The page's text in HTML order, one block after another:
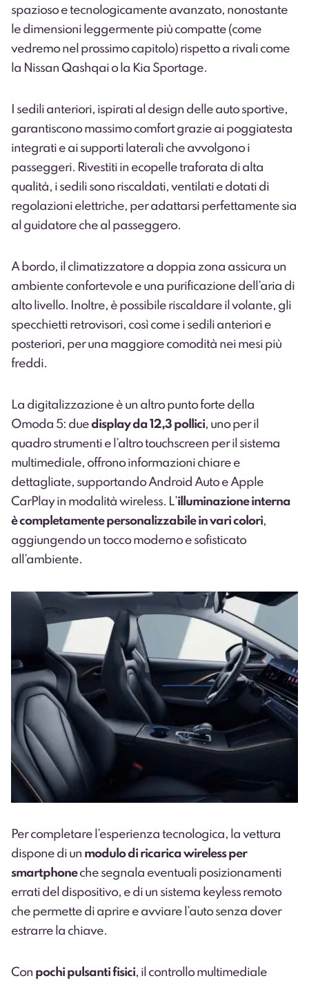
spazioso e tecnologicamente avanzato, nonostante
le dimensioni leggermente più compatte (come
vedremo nel prossimo capitolo) rispetto a rivali come
la Nissan Qashqai o la Kia Sportage.
I sedili anteriori, ispirati al design delle auto sportive,
garantiscono massimo comfort grazie ai poggiatesta
integrati e ai supporti laterali che avvolgono i
passeggeri. Rivestiti in ecopelle traforata di alta
qualità, i sedili sono riscaldati, ventilati e dotati di
regolazioni elettriche, per adattarsi perfettamente sia
al guidatore che al passeggero.
A bordo, il climatizzatore a doppia zona assicura un
ambiente confortevole e una purificazione dell’aria di
alto livello. Inoltre, è possibile riscaldare il volante, gli
specchietti retrovisori, così come i sedili anteriori e
posteriori, per una maggiore comodità nei mesi più
freddi.
La digitalizzazione è un altro punto forte della
Omoda 5: duedisplay da 12,3 pollici, uno per il
quadro strumenti e l’altro touchscreen per il sistema
multimediale, offrono informazioni chiare e
dettagliate, supportando Android Auto e Apple
CarPlay in modalità wireless. L’illuminazione interna
è completamente personalizzabile in vari colori,
aggiungendo un tocco moderno e sofisticato
all’ambiente.
Per completare l’esperienza tecnologica, la vettura
dispone di un modulo di ricarica wireless per
smartphoneche segnala eventuali posizionamenti
errati del dispositivo, e di un sistema keyless remoto
che permette di aprire e avviare l’auto senza dover
estrarre la chiave.
Con pochi pulsanti fisici, il controllo multimediale